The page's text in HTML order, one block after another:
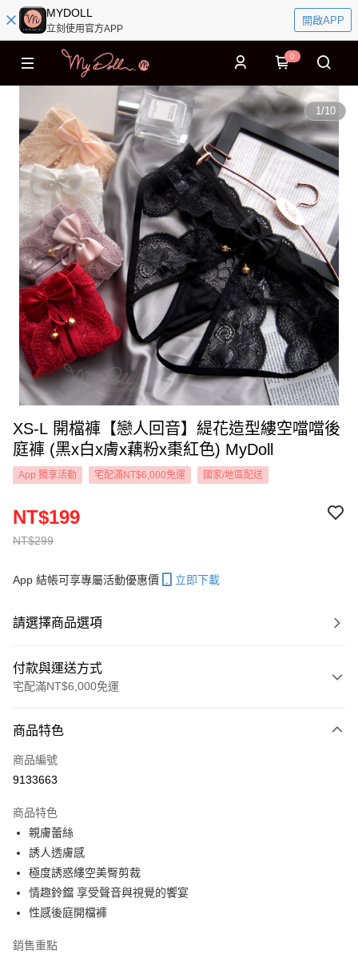
MYDOLL
立刻使用官方APP
開啟APP
0
1/10
XS-L 開檔褲【戀人回音】緹花造型縷空噹噹後
庭褲 (黑x白x膚x藕粉x棗紅色) MyDoll
App 獨享活動 宅配滿NT$6,000免運 國家/地區配送
NT$299
NT$199
App 結帳可享專屬活動優惠價 立即下載
請選擇商品選項
付款與運送方式
宅配滿NT$6,000免運
信用卡一次付款
信用卡分期付款
合作金庫商業銀行
華南商業銀行
上海商業儲蓄銀行
國泰世華商業銀行
臺灣中小企業銀行
匯豐（台灣）商業銀行
聯邦商業銀行
元大商業銀行
超商取貨付款
LINE Pay
Apple Pay
街口支付
悠遊付
商品特色
商品編號
9133663
商品特色
親膚蕾絲
誘人透膚感
極度誘惑縷空美臀剪裁
情趣鈴鐺 享受聲音與視覺的饗宴
性感後庭開檔褲
銷售重點